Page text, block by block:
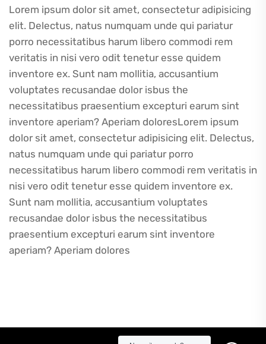
Lorem ipsum dolor sit amet, consectetur adipisicing
elit. Delectus, natus numquam unde qui pariatur
porro necessitatibus harum libero commodi rem
veritatis in nisi vero odit tenetur esse quidem
inventore ex. Sunt nam mollitia, accusantium
voluptates recusandae dolor isbus the
necessitatibus praesentium excepturi earum sint
inventore aperiam? Aperiam doloresLorem ipsum
dolor sit amet, consectetur adipisicing elit. Delectus,
natus numquam unde qui pariatur porro
necessitatibus harum libero commodi rem veritatis in
nisi vero odit tenetur esse quidem inventore ex.
Sunt nam mollitia, accusantium voluptates
recusandae dolor isbus the necessitatibus
praesentium excepturi earum sint inventore
aperiam? Aperiam dolores